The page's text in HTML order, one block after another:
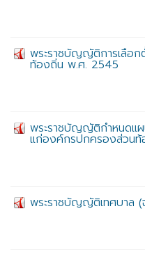
พระราชบัญญัติการเลือก
ท้องถิ่น พ.ศ. 2545
พระราชบัญญัติกำหนดแผ
แก่องค์กรปกครองส่วน
พระราชบัญญัติเทศบาล